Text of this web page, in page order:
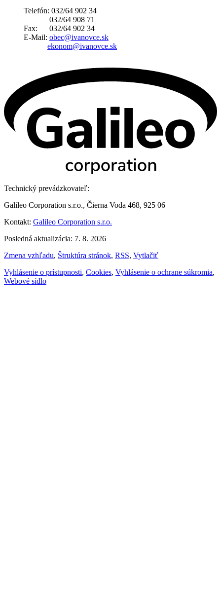
Telefón: 032/64 902 34
032/64 908 71
Fax: 032/64 902 34
E-Mail: obec@ivanovce.sk
ekonom@ivanovce.sk
Technický prevádzkovateľ:
Galileo Corporation s.r.o., Čierna Voda 468, 925 06
Kontakt: Galileo Corporation s.r.o.
Posledná aktualizácia: 7. 8. 2026
Zmena vzhľadu, Štruktúra stránok, RSS, Vytlačiť
Vyhlásenie o prístupnosti, Cookies, Vyhlásenie o ochrane súkromia,
Webové sídlo